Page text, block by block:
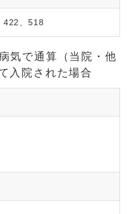
422、518
気で通算（当院・他
入院された場合